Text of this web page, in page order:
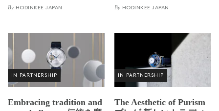
By HODINKEE JAPAN By HODINKEE JAPAN
IN PARTNERSHIP
Embracing tradition and
IN PARTNERSHIP
The Aesthetic of Purism